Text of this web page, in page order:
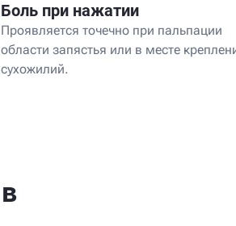
Боль при нажатии
Проявляется точечно при пальпации
области запястья или в месте
сухожилий.